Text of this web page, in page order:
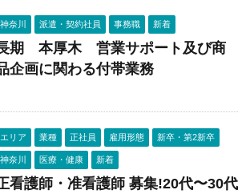
神奈川 派遣・契約社員 事務職 新着
期 本厚木 営業サポート及び商
企画に関わる付帯業務
エリア 業種 正社員 雇用形態 新卒・第2新卒
神奈川 医療・健康 新着
看護師・准看護師 募集!20代〜30代